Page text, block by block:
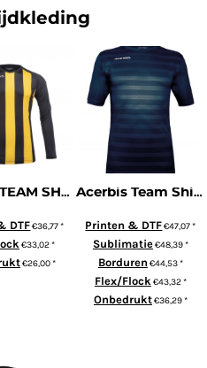
Acerbis TEAM SHIRT JOHAN LANGE MOUW
DTF€36,77*
€33,02*
€26,00*
Acerbis Team Shirt Atlantis 2 (Korte Mouw)
Printen & DTF€47,07*
Sublimatie€48,39*
Borduren €44,53*
Flex/Flock€43,32*
Onbedrukt€36,29*